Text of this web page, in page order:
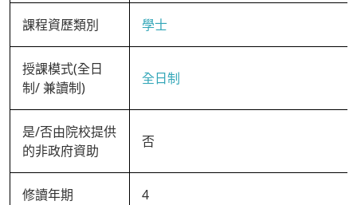
課程資歷類別 學士
授課模式(全日
制/ 兼讀制)
全日制
是/否由院校提供
的非政府資助
否
修讀年期 4